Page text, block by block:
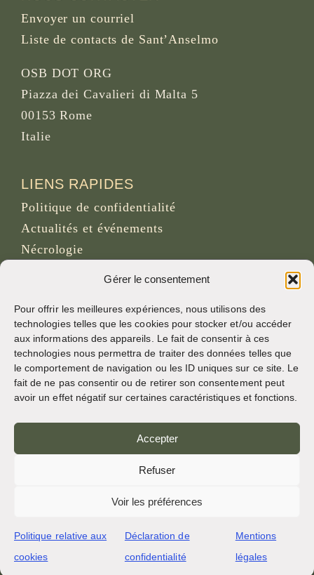
Gérer le consentement
Pour offrir les meilleures expériences, nous utilisons des
technologies telles que les cookies pour stocker et/ou accéder
aux informations des appareils. Le fait de consentir à ces
technologies nous permettra de traiter des données telles que
le comportement de navigation ou les ID uniques sur ce site. Le
fait de ne pas consentir ou de retirer son consentement peut
avoir un effet négatif sur certaines caractéristiques et fonctions.
Accepter
Refuser
Voir les préférences
Politique relative aux
cookies
Déclaration de
confidentialité
Mentions
légales
Envoyer un courriel
Liste de contacts de Sant’Anselmo
OSB DOT ORG
Piazza dei Cavalieri di Malta 5
00153 Rome
Italie
LIENS RAPIDES
Politique de confidentialité
Actualités et événements
Nécrologie
Lien du flux RSS
RÉSEAUX SOCIAUX
CRÉDITS
Web, design, photos + texte
Fr. Simon OSB